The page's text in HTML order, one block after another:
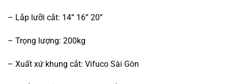
– Lắp lưỡi cắt: 14” 16” 20”
– Trọng lượng: 200kg
– Xuất xứ khung cắt: Vifuco Sài Gòn